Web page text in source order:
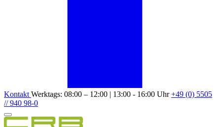
Kontakt Werktags: 08:00 – 12:00 | 13:00 - 16:00 Uhr+49 (0) 5505
// 940 98-0